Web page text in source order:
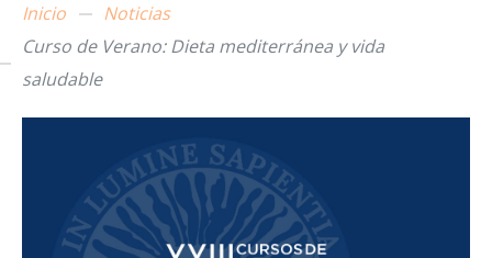
Inicio
Noticias
Curso de Verano: Dieta mediterránea y vida
saludable